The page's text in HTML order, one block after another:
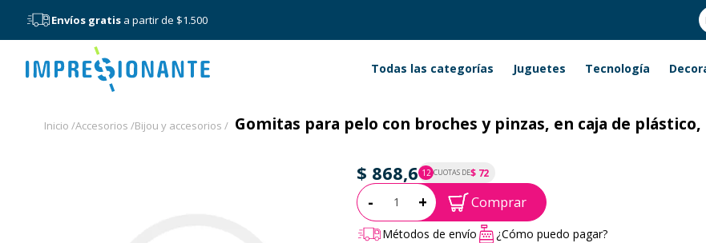
Envíos gratis a partir de $1.500
Menú Todas las categorías Juguetes Tecnología
Inicio /Accesorios /Bijou y accesorios / Gomitas para pelo con broches y pinzas, en caja de plástico,
$ 868,6 12 CUOTAS DE$ 72
P.T.F. $ 869
Cantidad:
- + Comprar
Métodos de envío
¿Cómo puedo pagar?